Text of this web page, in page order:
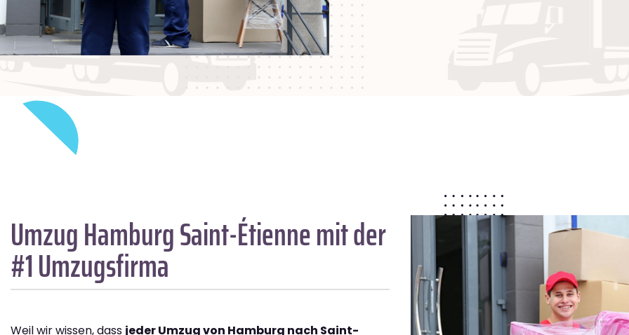
Umzug HamburgSaint-Étiennemit der
#1 Umzugsfirma
Weil wir wissen, dass jeder Umzug von Hamburg nach Saint-